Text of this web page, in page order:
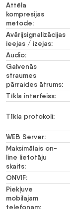
Attēla
kompresijas
metode:
Avārijsignalizācijas
ieejas / izejas:
Audio:
Galvenās
straumes
pārraides ātrums:
Tīkla interfeiss:
Tīkla protokoli:
WEB Server:
Maksimālais on-
line lietotāju
skaits:
ONVIF:
Piekļuve
mobilajam
telefonam: